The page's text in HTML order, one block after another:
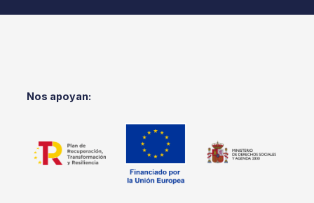
Nos apoyan: